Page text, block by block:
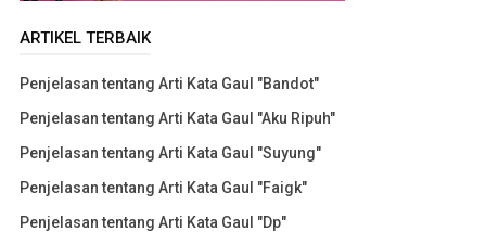
ARTIKEL TERBAIK
Penjelasan tentang Arti Kata Gaul "Bandot"
Penjelasan tentang Arti Kata Gaul "Aku Ripuh"
Penjelasan tentang Arti Kata Gaul "Suyung"
Penjelasan tentang Arti Kata Gaul "Faigk"
Penjelasan tentang Arti Kata Gaul "Dp"